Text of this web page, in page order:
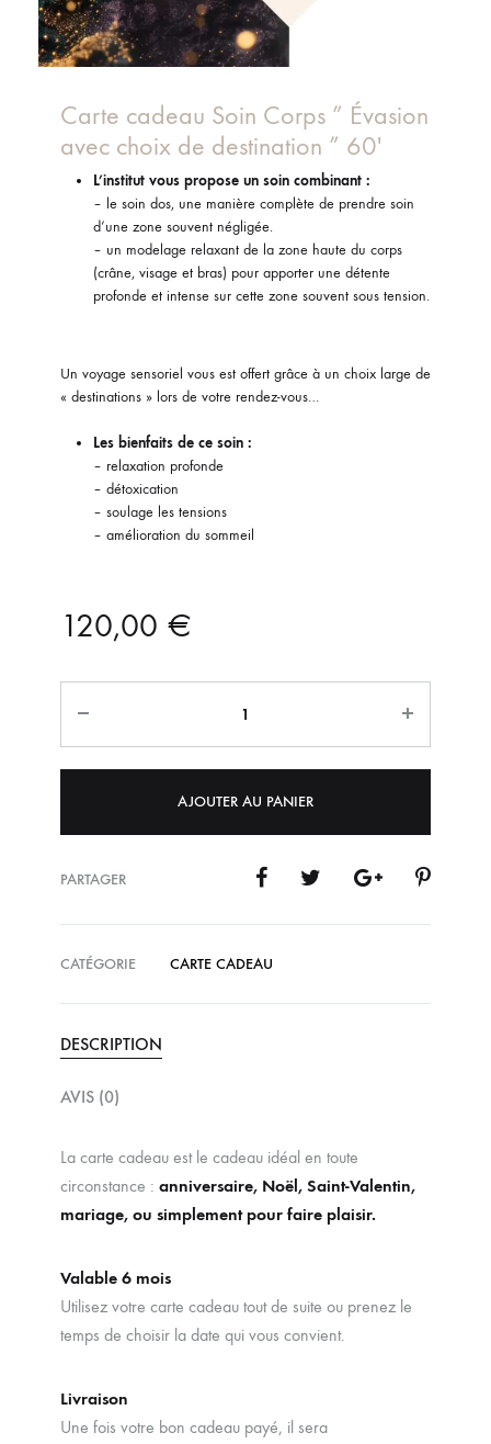
Carte cadeau Soin Corps ” Évasion
avec choix de destination ” 60′
L’institut vous propose un soin combinant :
– le soin dos, une manière complète de prendre soin
d‘une zone souvent négligée.
– un modelage relaxant de la zone haute du corps
(crâne, visage et bras) pour apporter une détente
profonde et intense sur cette zone souvent sous tension.
Un voyage sensoriel vous est offert grâce à un choix large de
« destinations » lors de votre rendez-vous…
Les bienfaits de ce soin :
– relaxation profonde
– détoxication
– soulage les tensions
– amélioration du sommeil
120,00 €
AJOUTER AU PANIER
PARTAGER
CATÉGORIE CARTE CADEAU
DESCRIPTION
AVIS (0)
La carte cadeau est le cadeau idéal en toute
circonstance : anniversaire, Noël, Saint-Valentin,
mariage, ou simplement pour faire plaisir.
Valable 6 mois
Utilisez votre carte cadeau tout de suite ou prenez le
temps de choisir la date qui vous convient.
Livraison
Une fois votre bon cadeau payé, il sera